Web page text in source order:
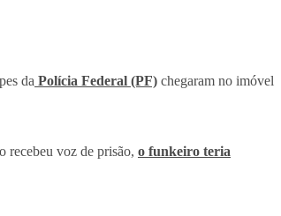
da Polícia Federal (PF) chegaram no imóvel
recebeu voz de prisão, o funkeiro teria